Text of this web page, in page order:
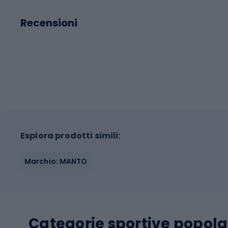
Recensioni
Esplora prodotti simili:
Marchio: MANTO
Categorie sportive